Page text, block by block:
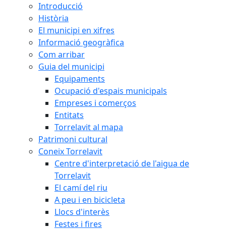
Introducció
Història
El municipi en xifres
Informació geogràfica
Com arribar
Guia del municipi
Equipaments
Ocupació d'espais municipals
Empreses i comerços
Entitats
Torrelavit al mapa
Patrimoni cultural
Coneix Torrelavit
Centre d'interpretació de l'aigua de
Torrelavit
El camí del riu
A peu i en bicicleta
Llocs d'interès
Festes i fires